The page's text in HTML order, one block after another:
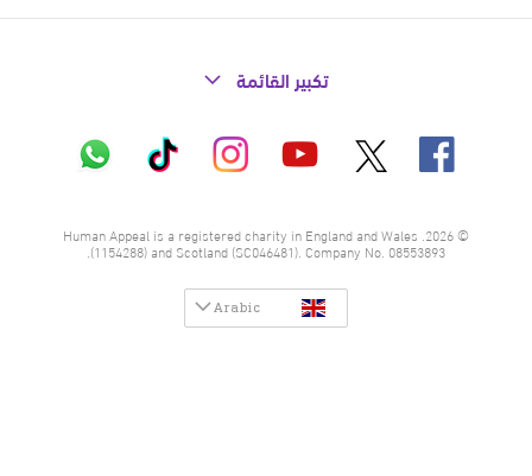
تكبير القائمة
فيسبوك يوتيوب إنستاغرام تيك
توك
واتساب
© 2026. Human Appeal is a registered charity in England and Wales
(1154288) and Scotland (SC046481). Company No. 08553893.
Arabic